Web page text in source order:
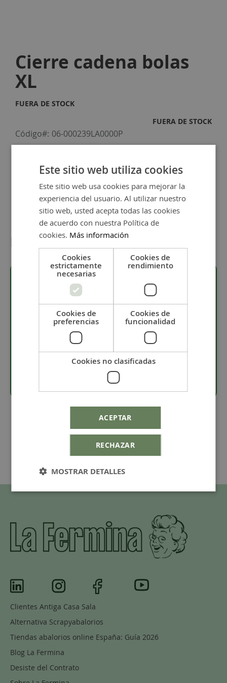
the
beginning
of
the
images
Cierre cadena bolas
XL
FUERA DE STOCK
FUERA DE STOCK
Código 06-000239LA0000P
1,50 €
Detalles
Descripción
· Pieza de latón.
· Cierre con baño de plata de alta calidad.
· Especial paracadena bolas XL de 10 mmde
Clientes Antiga Casa Sala
Alternativa Scrapyabalorios
Tiendas abalorios online España: Guía 2026
Blog La Fermina
Desiste del Contrato
Este sitio web utiliza cookies
Este sitio web usa cookies para mejorar la
experiencia del usuario. Al utilizar nuestro
sitio web, usted acepta todas las cookies
de acuerdo con nuestra Política de
cookies. Más información
Cookies
estrictamente
necesarias
Cookies de
rendimiento
Cookies de
preferencias
Cookies de
funcionalidad
Cookies no clasificadas
ACEPTAR
RECHAZAR
MOSTRAR DETALLES